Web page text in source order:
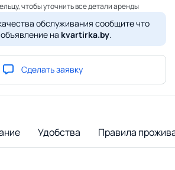
чтобы уточнить все детали аренды
обслуживания сообщите что
на kvartirka.by.
Сделать заявку
Удобства Правила